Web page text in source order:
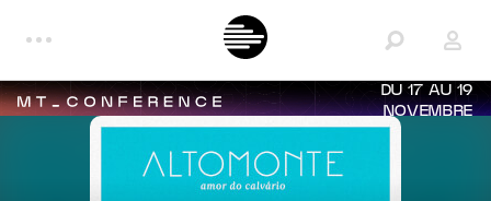
DU 17 AU 19
NOVEMBRE